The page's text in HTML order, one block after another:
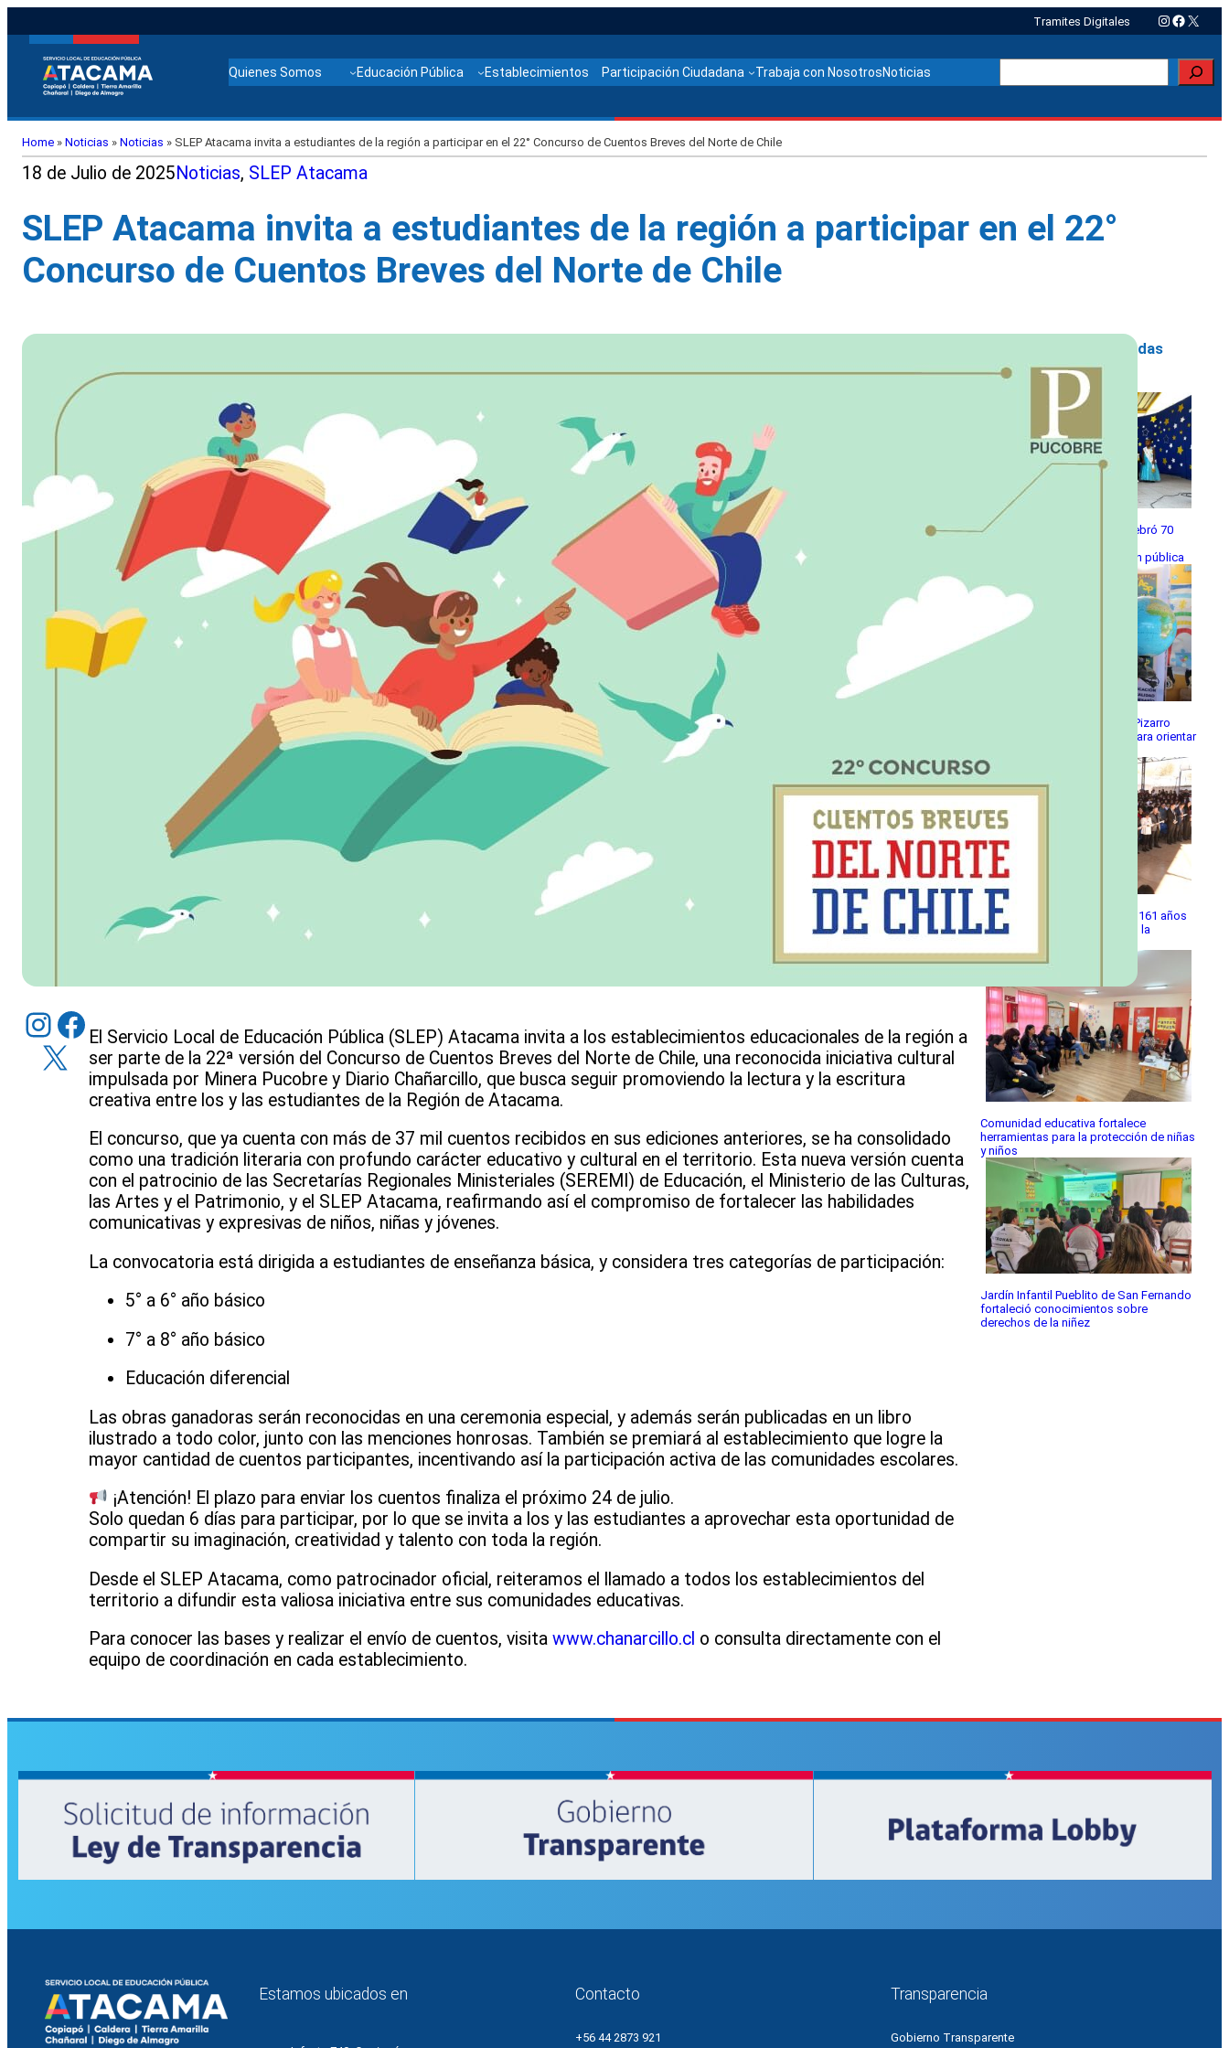
Tramites Digitales Instagram
X
Quienes Somos Educación Pública Establecimientos Participación Ciudadana Trabaja con NosotrosNoticias
Home » Noticias » Noticias » SLEP Atacama invita a estudiantes de la región a participar en el 22° Concurso de Cuentos Breves del Norte de Chile
18 de Julio de 2025Noticias, SLEP Atacama
SLEP Atacama invita a estudiantes de la región a participar en el 22°
Concurso de Cuentos Breves del Norte de Chile
Instagram Facebook
X
El Servicio Local de Educación Pública (SLEP) Atacama invita a los establecimientos educacionales de la región a
ser parte de la 22ª versión del Concurso de Cuentos Breves del Norte de Chile, una reconocida iniciativa cultural
impulsada por Minera Pucobre y Diario Chañarcillo, que busca seguir promoviendo la lectura y la escritura
creativa entre los y las estudiantes de la Región de Atacama.
El concurso, que ya cuenta con más de 37 mil cuentos recibidos en sus ediciones anteriores, se ha consolidado
como una tradición literaria con profundo carácter educativo y cultural en el territorio. Esta nueva versión cuenta
con el patrocinio de las Secretarías Regionales Ministeriales (SEREMI) de Educación, el Ministerio de las Culturas,
las Artes y el Patrimonio, y el SLEP Atacama, reafirmando así el compromiso de fortalecer las habilidades
comunicativas y expresivas de niños, niñas y jóvenes.
La convocatoria está dirigida a estudiantes de enseñanza básica, y considera tres categorías de participación:
5° a 6° año básico
7° a 8° año básico
Educación diferencial
Las obras ganadoras serán reconocidas en una ceremonia especial, y además serán publicadas en un libro
ilustrado a todo color, junto con las menciones honrosas. También se premiará al establecimiento que logre la
mayor cantidad de cuentos participantes, incentivando así la participación activa de las comunidades escolares.
¡Atención! El plazo para enviar los cuentos finaliza el próximo 24 de julio.
Solo quedan 6 días para participar, por lo que se invita a los y las estudiantes a aprovechar esta oportunidad de
compartir su imaginación, creatividad y talento con toda la región.
Desde el SLEP Atacama, como patrocinador oficial, reiteramos el llamado a todos los establecimientos del
territorio a difundir esta valiosa iniciativa entre sus comunidades educativas.
Para conocer las bases y realizar el envío de cuentos, visita www.chanarcillo.cl o consulta directamente con el
equipo de coordinación en cada establecimiento.
Otras noticias relacionadas
Escuela Pedro León Gallo celebró 70
compromiso con la educación pública
Escuela Abraham Sepúlveda Pizarro
realizó primera Expo Liceos para orientar
Escuela Las Canteras celebró 161 años
de historia y compromiso con la
Comunidad educativa fortalece
herramientas para la protección de niñas
y niños
Jardín Infantil Pueblito de San Fernando
fortaleció conocimientos sobre
derechos de la niñez
Estamos ubicados en Contacto
+56 44 2873 921
Transparencia
Gobierno Transparente